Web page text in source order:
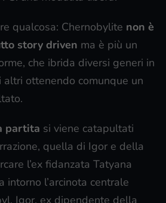
qualcosa: Chernobylite non è
story driven ma è più un
che ibrida diversi generi in
altri ottenendo comunque un
partita si viene catapultati
quella di Igor e della
l’ex fidanzata Tatyana
intorno l’arcinota centrale